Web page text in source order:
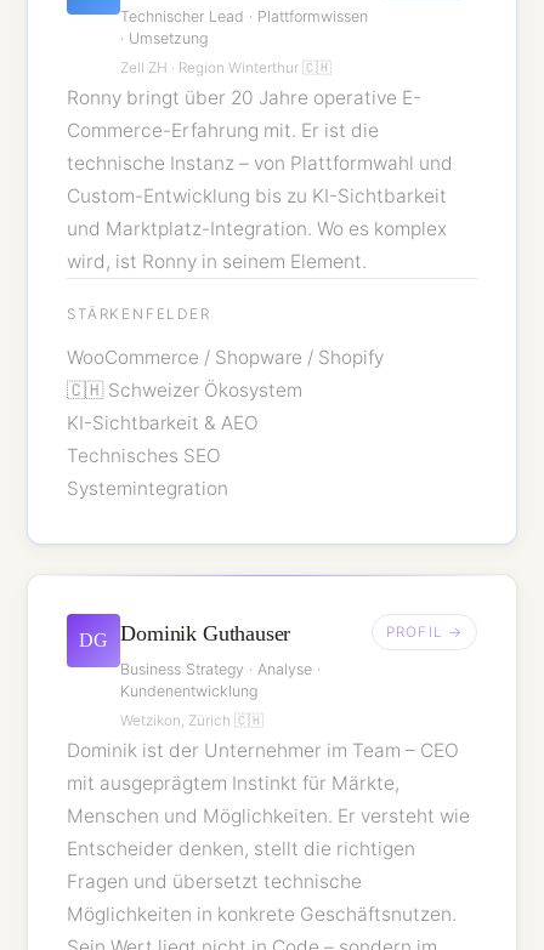
Technischer Lead · Plattformwissen
· Umsetzung
Zell ZH · Region Winterthur 🇨🇭
Ronny bringt über 20 Jahre operative E-
Commerce-Erfahrung mit. Er ist die
technische Instanz – von Plattformwahl und
Custom-Entwicklung bis zu KI-Sichtbarkeit
und Marktplatz-Integration. Wo es komplex
wird, ist Ronny in seinem Element.
STÄRKENFELDER
WooCommerce / Shopware / Shopify
🇨🇭 Schweizer Ökosystem
KI-Sichtbarkeit & AEO
Technisches SEO
Systemintegration
DG Dominik Guthauser
Business Strategy · Analyse ·
Kundenentwicklung
Wetzikon, Zürich 🇨🇭
PROFIL →
Dominik ist der Unternehmer im Team – CEO
mit ausgeprägtem Instinkt für Märkte,
Menschen und Möglichkeiten. Er versteht wie
Entscheider denken, stellt die richtigen
Fragen und übersetzt technische
Möglichkeiten in konkrete Geschäftsnutzen.